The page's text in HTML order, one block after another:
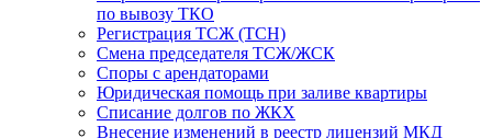
по вывозу ТКО
Регистрация ТСЖ (ТСН)
Смена председателя ТСЖ/ЖСК
Споры с арендаторами
Юридическая помощь при заливе квартиры
Списание долгов по ЖКХ
Внесение изменений в реестр лицензий МКД